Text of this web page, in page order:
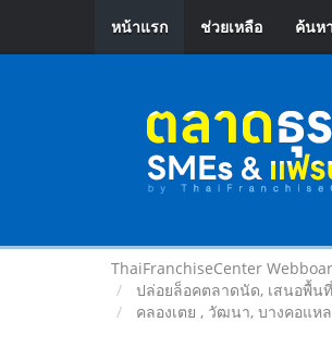
หน้าแรก ช่วยเหลือ ค้นหา
ThaiFranchiseCenter
ปล่อยล็อคตลาดนัด, เสนอพื้น
คลองเตย , วัฒนา, บางคอแห